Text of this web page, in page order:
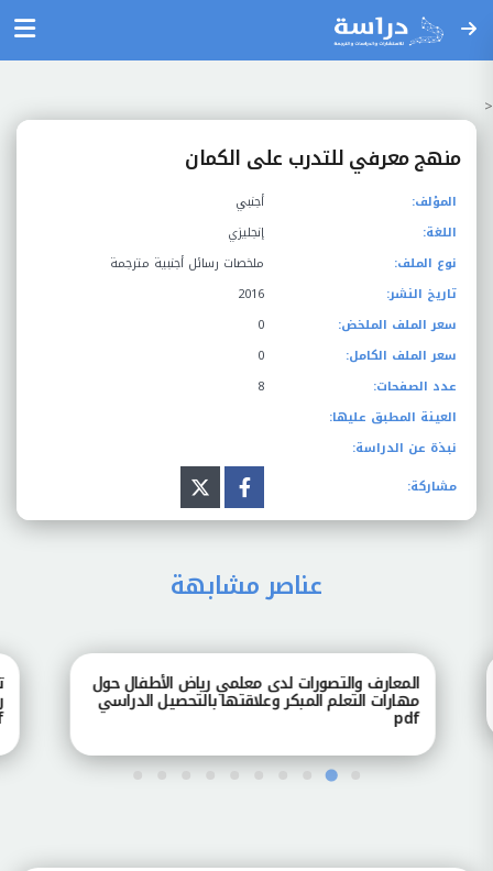
<
منهج معرفي للتدرب على الكمان
المؤلف:
أجنبي
اللغة:
إنجليزي
نوع الملف:
ملخصات رسائل أجنبية مترجمة
تاريخ النشر:
2016
سعر الملف الملخض:
0
سعر الملف الكامل:
0
عدد الصفحات:
8
العينة المطبق عليها:
نبذة عن الدراسة:
مشاركة:
عناصر مشابهة
المعارف والتصورات لدى معلمي رياض الأطفال حول
مهارات التعلم المبكر وعلاقتها بالتحصيل الدراسي
pdf
pdf